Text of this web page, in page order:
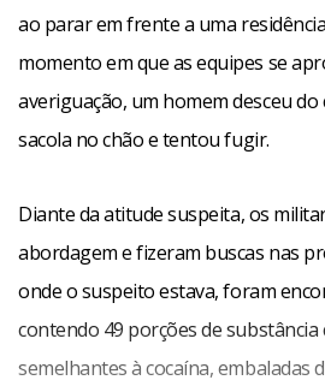
ao parar em frente a uma
momento em que as equipes se
averiguação, um homem desceu
sacola no chão e tentou fugir.
Diante da atitude suspeita, os
abordagem e fizeram buscas nas
onde o suspeito estava, foram
contendo 49 porções de substância
semelhantes à cocaína, embaladas